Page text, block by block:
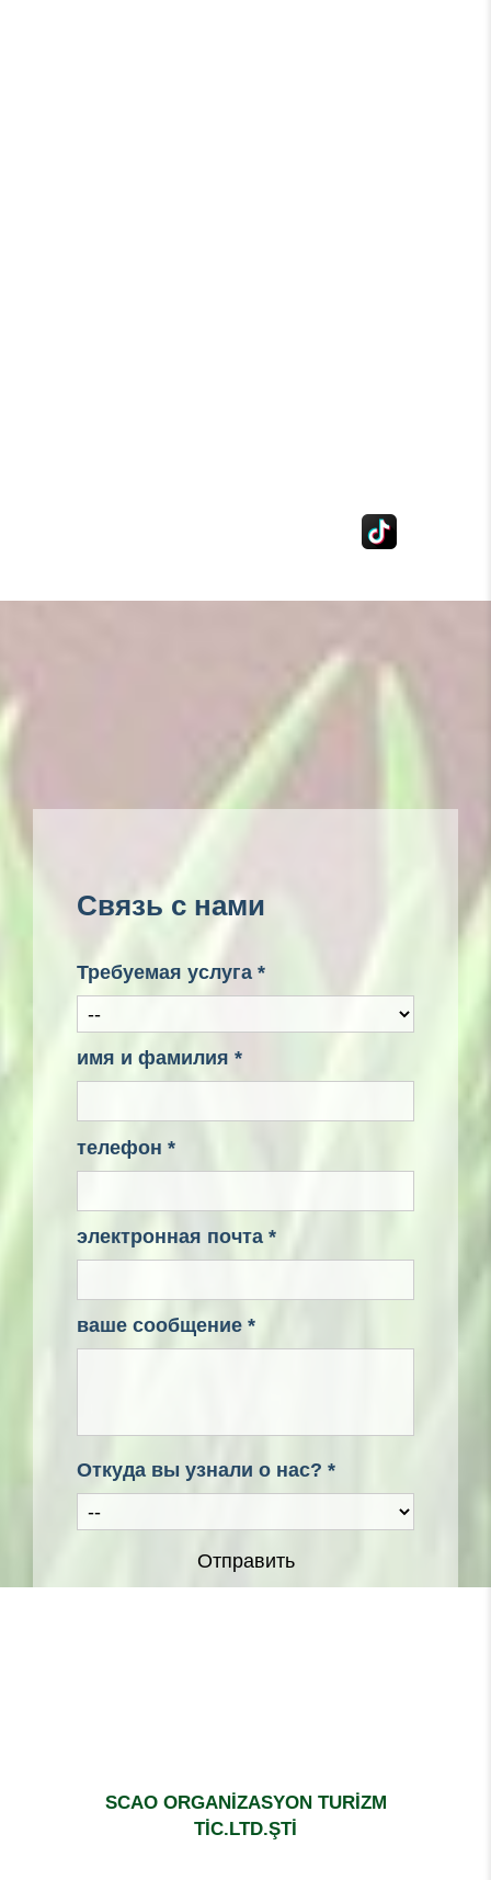
Связь с нами
Требуемая услуга *
имя и фамилия *
телефон *
электронная почта *
Откуда вы узнали о нас? *